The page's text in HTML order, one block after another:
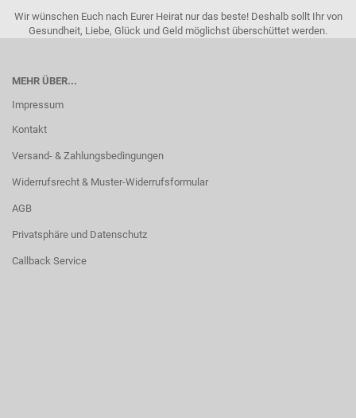
Wir wünschen Euch nach Eurer Heirat nur das beste! Deshalb sollt Ihr von
Gesundheit, Liebe, Glück und Geld möglichst überschüttet werden.
MEHR ÜBER...
Impressum
Kontakt
Versand- & Zahlungsbedingungen
Widerrufsrecht & Muster-Widerrufsformular
AGB
Privatsphäre und Datenschutz
Callback Service